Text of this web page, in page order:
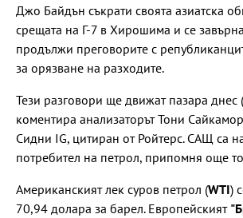
Джо Байдън съкрати своята азиатска
срещата на Г-7 в Хирошима и се
продължи преговорите с
за орязване на разходите.
Тези разговори ще движат пазара днес
коментира анализаторът Тони
Сидни IG, цитиран от Ройтерс. САЩ са
потребител на петрол, припомня още
Американският лек суров петрол (WTI)
70,94 долара за барел. Европейският